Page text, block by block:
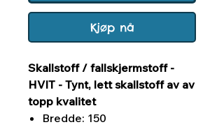
Kjøp nå
Skallstoff / fallskjermstoff -
HVIT - Tynt, lett skallstoff av av
topp kvalitet
Bredde: 150